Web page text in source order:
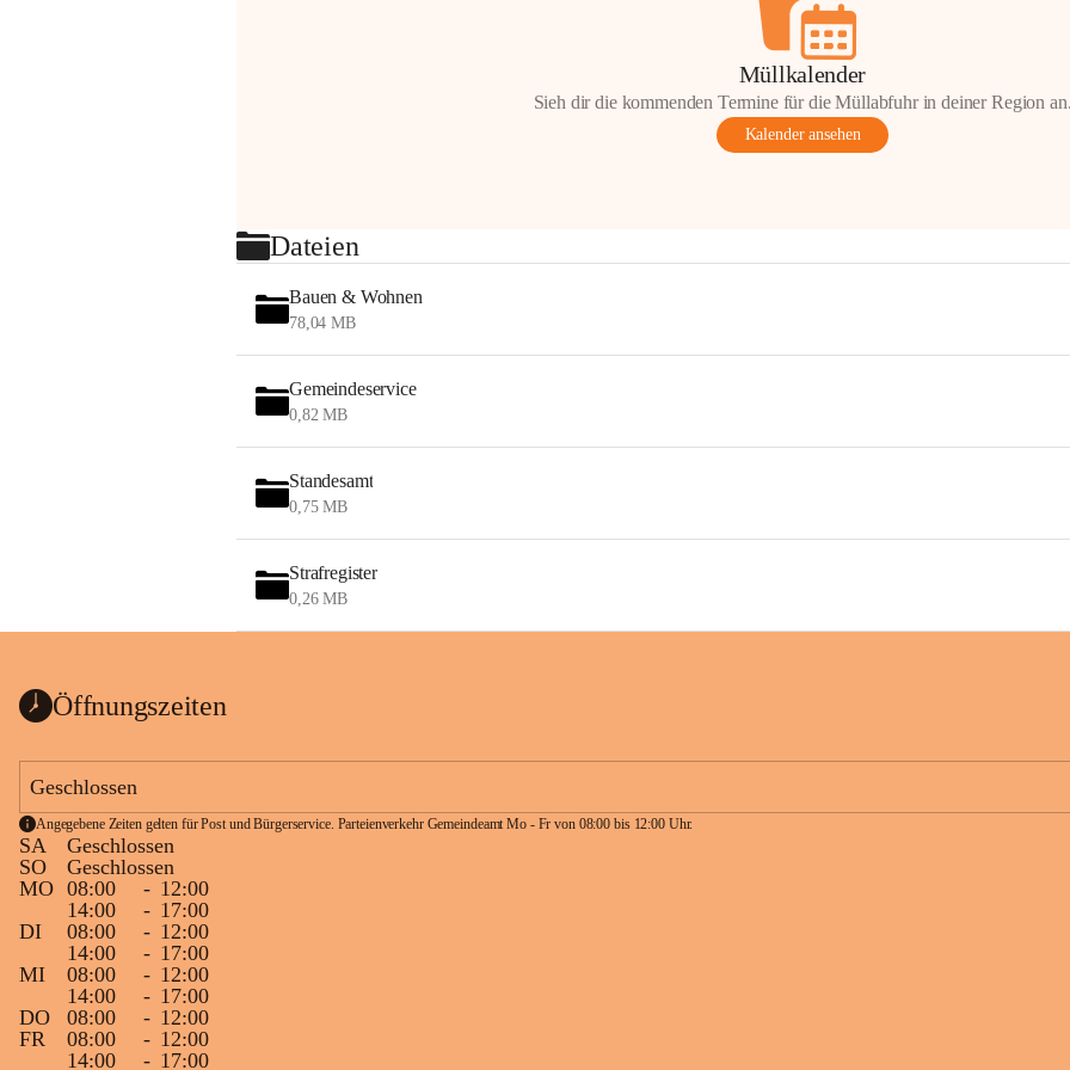
Müllkalender
Sieh dir die kommenden Termine für die Müllabfuhr in deiner Region
Kalender ansehen
Dateien
Bauen & Wohnen
78,04 MB
Gemeindeservice
0,82 MB
Standesamt
0,75 MB
Strafregister
0,26 MB
Öffnungszeiten
Geschlossen
Angegebene Zeiten gelten für Post und Bürgerservice. Parteienverkehr Gemeindeamt Mo - Fr von 08:00 bis 12:00 Uhr.
SA
Geschlossen
SO
Geschlossen
MO 08:00 - 12:00
14:00
- 17:00
DI
08:00 - 12:00
14:00
- 17:00
MI
08:00 - 12:00
14:00
- 17:00
DO
08:00 - 12:00
FR
08:00 - 12:00
14:00
- 17:00